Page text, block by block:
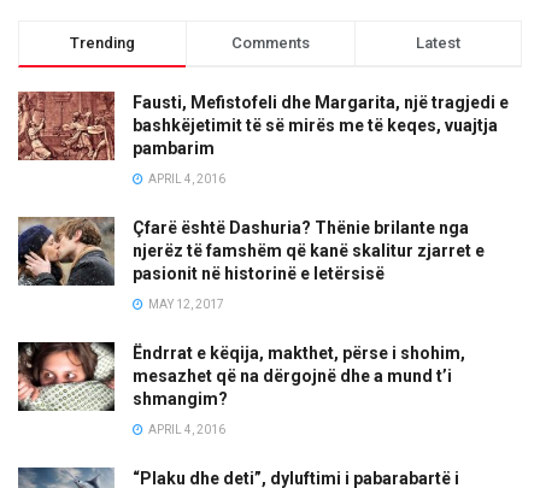
Trending Comments Latest
Fausti, Mefistofeli dhe Margarita, një tragjedi e
bashkëjetimit të së mirës me të keqes, vuajtja
pambarim
APRIL 4, 2016
Çfarë është Dashuria? Thënie brilante nga
njerëz të famshëm që kanë skalitur zjarret e
pasionit në historinë e letërsisë
MAY 12, 2017
Ëndrrat e këqija, makthet, përse i shohim,
mesazhet që na dërgojnë dhe a mund t’i
shmangim?
APRIL 4, 2016
“Plaku dhe deti”, dyluftimi i pabarabartë i